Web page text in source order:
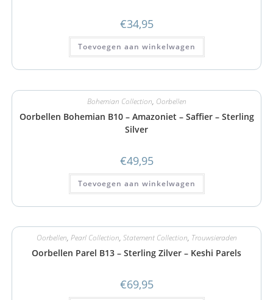
€34,95
Toevoegen aan winkelwagen
Bohemian Collection, Oorbellen
Oorbellen Bohemian B10 – Amazoniet – Saffier – Sterling
Silver
€49,95
Toevoegen aan winkelwagen
Oorbellen, Pearl Collection, Statement Collection, Trouwsieraden
Oorbellen Parel B13 – Sterling Zilver – Keshi Parels
€69,95